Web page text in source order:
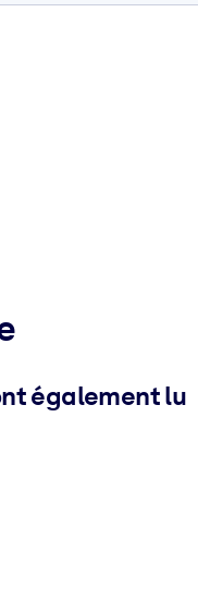
également lu